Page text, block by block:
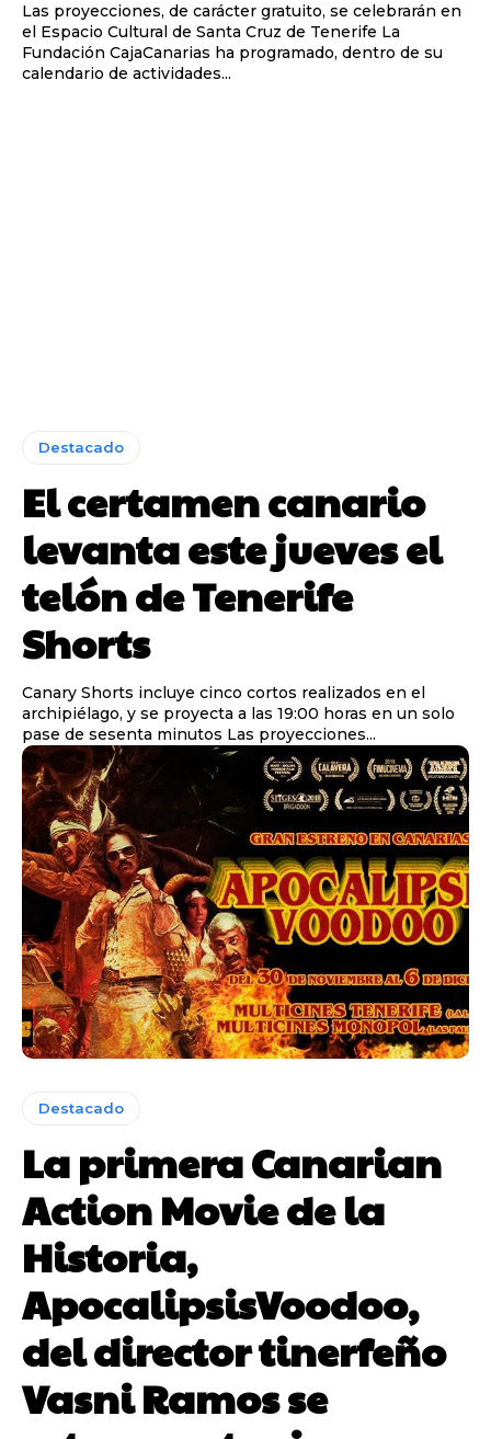
Las proyecciones, de carácter gratuito, se celebrarán en
el Espacio Cultural de Santa Cruz de Tenerife La
Fundación CajaCanarias ha programado, dentro de su
calendario de actividades...
Destacado
El certamen canario
levanta este jueves el
telón de Tenerife
Shorts
Canary Shorts incluye cinco cortos realizados en el
archipiélago, y se proyecta a las 19:00 horas en un solo
pase de sesenta minutos Las proyecciones...
Destacado
La primera Canarian
Action Movie de la
Historia,
ApocalipsisVoodoo,
del director tinerfeño
Vasni Ramos se